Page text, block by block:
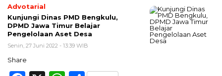
Advotarial
Kunjungi Dinas PMD Bengkulu,
DPMD Jawa Timur Belajar
Pengelolaan Aset Desa
Senin, 27 Juni 2022 - 13:39 WIB
Share